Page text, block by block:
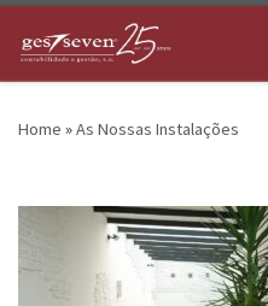
Skip to content
Home »As Nossas Instalações